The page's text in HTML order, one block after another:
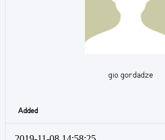
gio gordadze
Added